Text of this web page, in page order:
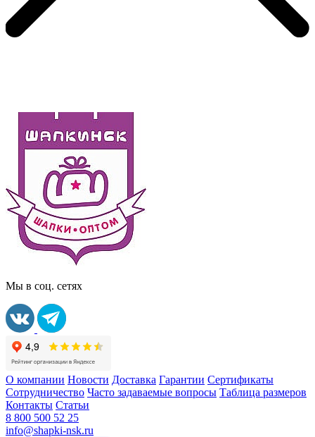
Мы в соц. сетях
О компании Новости Доставка Гарантии Сертификаты
Сотрудничество Часто задаваемые вопросы Таблица размеров
Контакты Статьи
8 800 500 52 25
info@shapki-nsk.ru